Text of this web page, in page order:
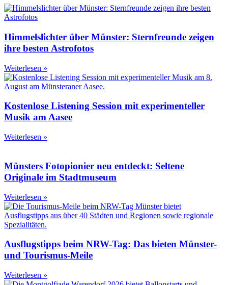
Himmelslichter über Münster: Sternfreunde zeigen
ihre besten Astrofotos
Weiterlesen »
Kostenlose Listening Session mit experimenteller
Musik am Aasee
Weiterlesen »
Münsters Fotopionier neu entdeckt: Seltene
Originale im Stadtmuseum
Weiterlesen »
Ausflugstipps beim NRW-Tag: Das bieten Münster-
und Tourismus-Meile
Weiterlesen »